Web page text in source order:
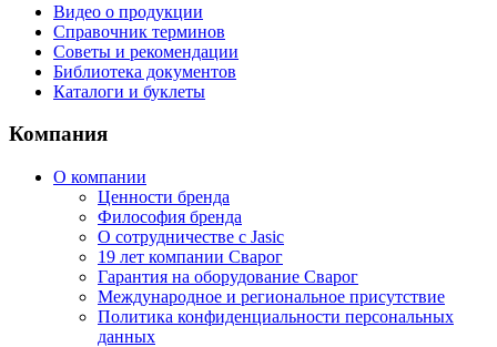
Видео о продукции
Справочник терминов
Советы и рекомендации
Библиотека документов
Каталоги и буклеты
Компания
О компании
Ценности бренда
Философия бренда
О сотрудничестве с Jasic
19 лет компании Сварог
Гарантия на оборудование Сварог
Международное и региональное присутствие
Политика конфиденциальности персональных
данных